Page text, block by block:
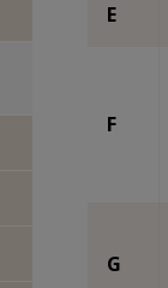
E
F
G